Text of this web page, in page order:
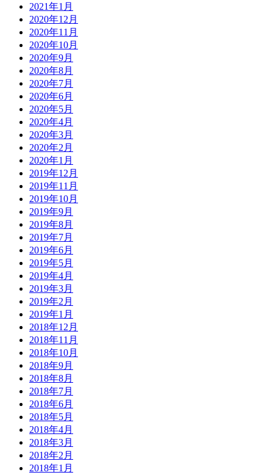
2021年1月
2020年12月
2020年11月
2020年10月
2020年9月
2020年8月
2020年7月
2020年6月
2020年5月
2020年4月
2020年3月
2020年2月
2020年1月
2019年12月
2019年11月
2019年10月
2019年9月
2019年8月
2019年7月
2019年6月
2019年5月
2019年4月
2019年3月
2019年2月
2019年1月
2018年12月
2018年11月
2018年10月
2018年9月
2018年8月
2018年7月
2018年6月
2018年5月
2018年4月
2018年3月
2018年2月
2018年1月